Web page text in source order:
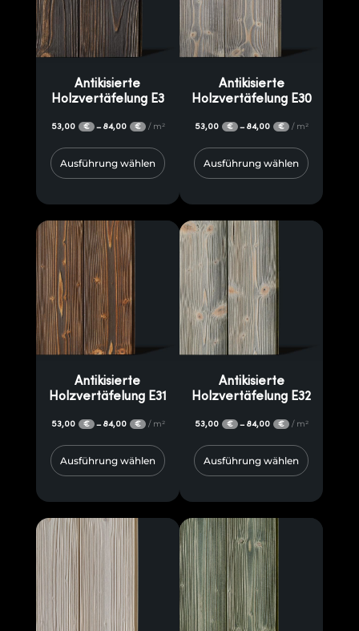
Antikisierte
Holzvertäfelung E3
53,00 € – 84,00 € / m²
Ausführung wählen
Antikisierte
Holzvertäfelung E30
53,00 € – 84,00 € / m²
Ausführung wählen
Antikisierte
Holzvertäfelung E31
53,00 € – 84,00 € / m²
Ausführung wählen
Antikisierte
Holzvertäfelung E32
53,00 € – 84,00 € / m²
Ausführung wählen